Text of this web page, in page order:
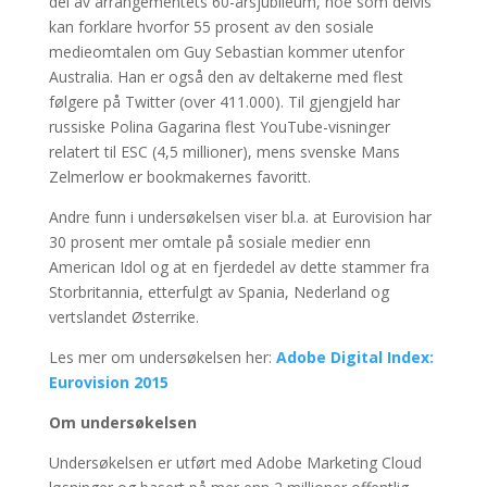
kan forklare hvorfor 55 prosent av den sosiale
medieomtalen om Guy Sebastian kommer utenfor
Australia. Han er også den av deltakerne med flest
følgere på Twitter (over 411.000). Til gjengjeld har
russiske Polina Gagarina flest YouTube-visninger
relatert til ESC (4,5 millioner), mens svenske Mans
Zelmerlow er bookmakernes favoritt.
Andre funn i undersøkelsen viser bl.a. at Eurovision har
30 prosent mer omtale på sosiale medier enn
American Idol og at en fjerdedel av dette stammer fra
Storbritannia, etterfulgt av Spania, Nederland og
vertslandet Østerrike.
Les mer om undersøkelsen her: Adobe Digital Index:
Eurovision 2015
Om undersøkelsen
Undersøkelsen er utført med Adobe Marketing Cloud